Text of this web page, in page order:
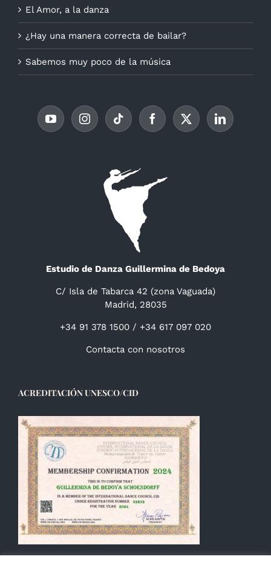
El Amor, a la danza
¿Hay una manera correcta de bailar?
Sabemos muy poco de la música
Estudio de Danza Guillermina de Bedoya
C/ Isla de Tabarca 42 (zona Vaguada)
Madrid, 28035
+34 91 378 1500 / +34 617 097 020
Contacta con nosotros
ACREDITACIÓN UNESCO/CID